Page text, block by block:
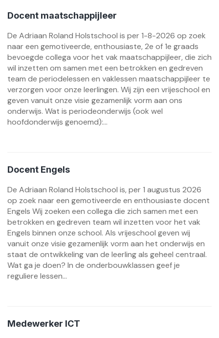
Docent maatschappijleer
De Adriaan Roland Holstschool is per 1-8-2026 op zoek
naar een gemotiveerde, enthousiaste, 2e of 1e graads
bevoegde collega voor het vak maatschappijleer, die zich
wil inzetten om samen met een betrokken en gedreven
team de periodelessen en vaklessen maatschappijleer te
verzorgen voor onze leerlingen. Wij zijn een vrijeschool en
geven vanuit onze visie gezamenlijk vorm aan ons
onderwijs. Wat is periodeonderwijs (ook wel
hoofdonderwijs genoemd):...
Docent Engels
De Adriaan Roland Holstschool is, per 1 augustus 2026
op zoek naar een gemotiveerde en enthousiaste docent
Engels Wij zoeken een collega die zich samen met een
betrokken en gedreven team wil inzetten voor het vak
Engels binnen onze school. Als vrijeschool geven wij
vanuit onze visie gezamenlijk vorm aan het onderwijs en
staat de ontwikkeling van de leerling als geheel centraal.
Wat ga je doen? In de onderbouwklassen geef je
reguliere lessen...
Medewerker ICT